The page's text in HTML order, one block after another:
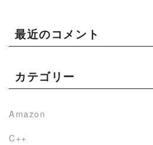
最近のコメント
カテゴリー
Amazon
C++